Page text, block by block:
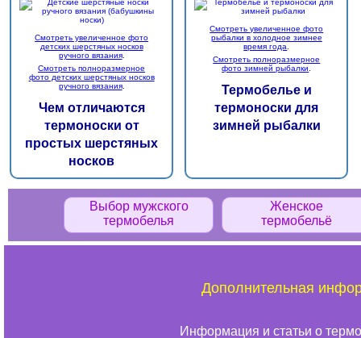
Выбор мужского
термобелья
Женское
термобельё
Смотреть увеличенное фото
детских шерстяных носков
ручного вязания.
Смотреть полноразмерное
фото детских шерстяных носков
ручного вязания.
Чем отличаются
термоноски от
простых шерстяных
носков
Смотреть увеличенное фото
рыбалки в холодное зимнее
время года
Смотреть полноразмерное
фото зимней рыбалки
Термобелье и
термоноски для
зимней рыбалки
Дополнительная
Информация и статьи о